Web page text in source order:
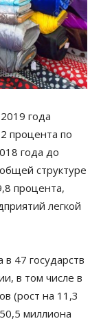
года
процента по
года до
структуре
процента,
легкой
47 государств
в том числе в
(рост на 11,3
миллиона